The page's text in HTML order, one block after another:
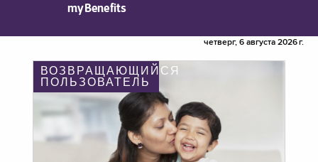
myBenefits
четверг, 6 августа 2026 г.
ВОЗВРАЩАЮЩИЙСЯ
ПОЛЬЗОВАТЕЛЬ